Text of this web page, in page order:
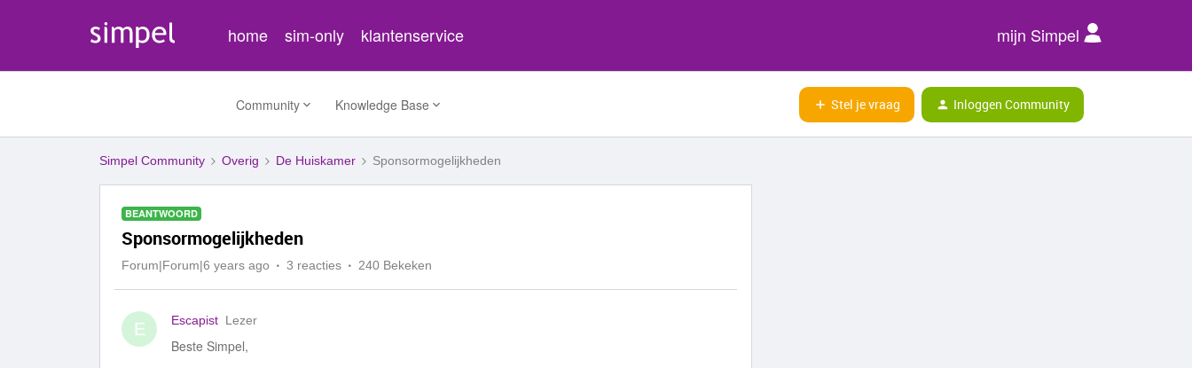
home sim-only klantenservice mijn Simpel
Community Knowledge Base Stel je vraag Inloggen Community
Simpel Community Overig De Huiskamer Sponsormogelijkheden
BEANTWOORD
Sponsormogelijkheden
Forum|Forum|6 years ago 3 reacties 240 Bekeken
E Escapist Lezer
Beste Simpel,